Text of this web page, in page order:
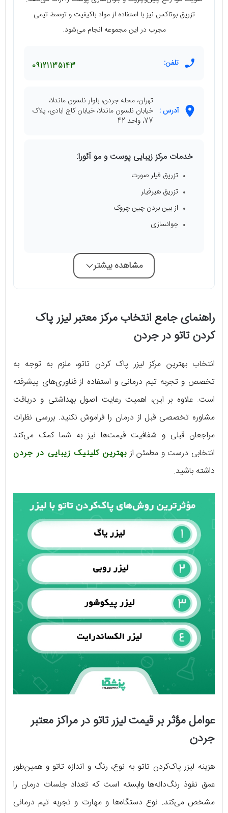
تزریق بوتاکس نیز با استفاده از مواد باکیفیت و توسط تیمی
مجرب در این مجموعه انجام می‌شود.
تلفن: 09121135143
آدرس :
تهران، محله جردن، بلوار نلسون ماندلا،
خیابان نلسون ماندلا، خیابان کاج ابادی، پلاک
77، واحد 42
خدمات مرکز زیبایی پوست و مو آئورا:
تزریق فیلر صورت
تزریق هیرفیلر
از بین بردن چین چروک
جوانسازی
مشاهده بیشتر
راهنمای جامع انتخاب مرکز معتبر لیزر پاک
کردن تاتو در جردن
انتخاب بهترین مرکز لیزر پاک کردن تاتو، ملزم به توجه به
تخصص و تجربه تیم درمانی و استفاده از فناوری‌های پیشرفته
است. علاوه بر این، اهمیت رعایت اصول بهداشتی و دریافت
مشاوره تخصصی قبل از درمان را فراموش نکنید. بررسی نظرات
مراجعان قبلی و شفافیت قیمت‌ها نیز به شما کمک می‌کند
انتخابی درست و مطمئن ازبهترین کلینیک زیبایی در جردن
داشته باشید.
عوامل مؤثر بر قیمت لیزر تاتو در مراکز معتبر
جردن
هزینه لیزر پاک‌کردن تاتو به نوع، رنگ و اندازه تاتو و همین‌طور
عمق نفوذ رنگ‌دانه‌ها وابسته است که تعداد جلسات درمان را
مشخص می‌کند. نوع دستگاه‌ها و مهارت و تجربه تیم درمانی